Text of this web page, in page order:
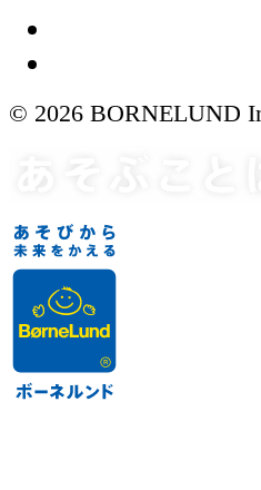
© 2026 BORNELUND